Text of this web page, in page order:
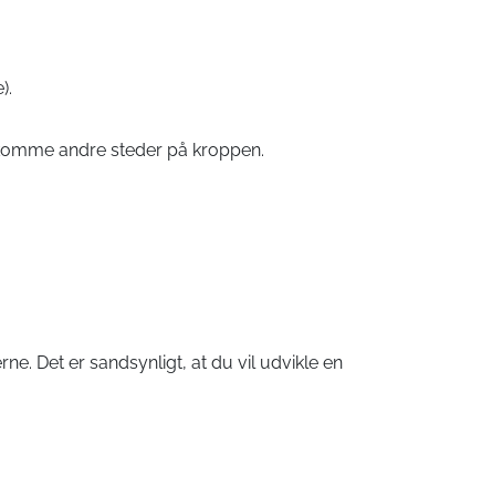
andre steder på kroppen.
Det er sandsynligt, at du vil udvikle en